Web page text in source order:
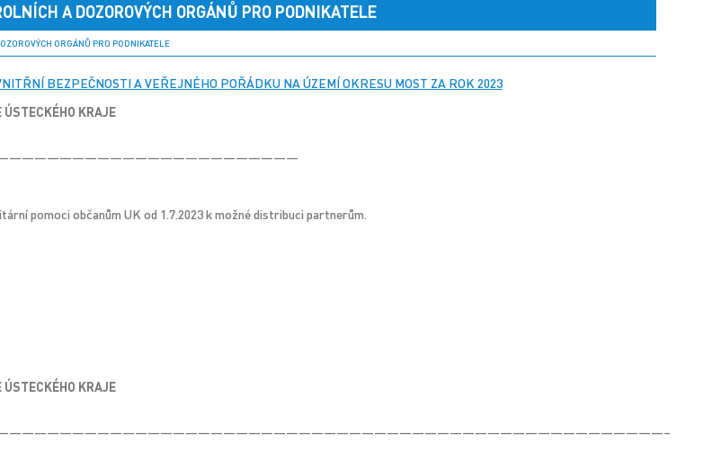
A DOZOROVÝCH ORGÁNŮ PRO PODNIKATELE
ORGÁNŮ PRO PODNIKATELE
BEZPEČNOSTI A VEŘEJNÉHO POŘÁDKU NA ÚZEMÍ OKRESU MOST ZA ROK 2023
KRAJE
pomoci občanům UK od 1.7.2023 k možné distribuci partnerům.
KRAJE